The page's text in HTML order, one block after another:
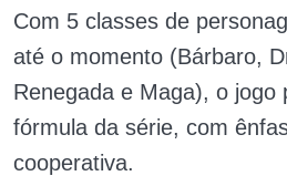
Com 5 classes de
até o momento (Bárbaro,
Renegada e Maga), o jogo
fórmula da série, com
cooperativa.